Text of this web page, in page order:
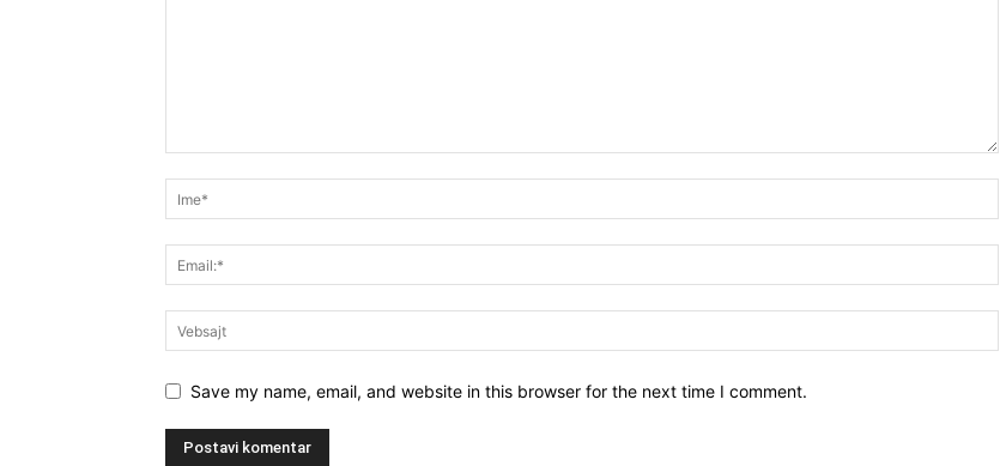
Save my name, email, and website in this browser for the next time I comment.